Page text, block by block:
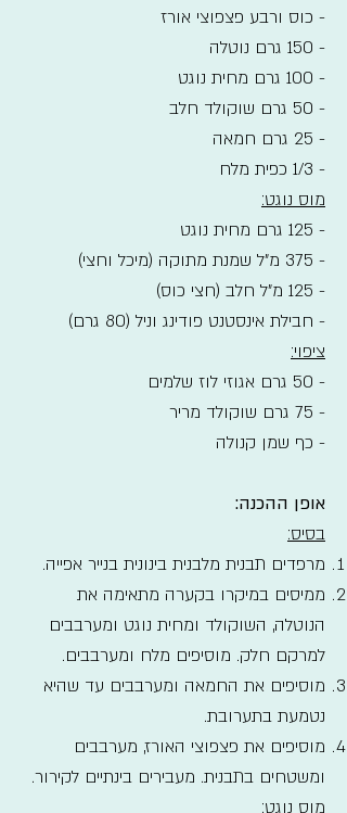
- כוס ורבע פצפוצי אורז
- 150 גרם נוטלה
- 100 גרם מחית נוגט
- 50 גרם שוקולד חלב
- 25 גרם חמאה
- 1/3 כפית מלח
מוס נוגט:
- 125 גרם מחית נוגט
- 375 מ"ל שמנת מתוקה (מיכל וחצי)
- 125 מ"ל חלב (חצי כוס)
- חבילת אינסטנט פודינג וניל (80 גרם)
ציפוי:
- 50 גרם אגוזי לוז שלמים
- 75 גרם שוקולד מריר
- כף שמן קנולה
אופן ההכנה:
בסיס:
מרפדים תבנית מלבנית בינונית בנייר אפייה.
ממיסים במיקרו בקערה מתאימה את
הנוטלה, השוקולד ומחית נוגט ומערבבים
למרקם חלק. מוסיפים מלח ומערבבים.
מוסיפים את החמאה ומערבבים עד שהיא
נטמעת בתערובת.
מוסיפים את פצפוצי האורז, מערבבים
ומשטחים בתבנית. מעבירים בינתיים לקירור.
מוס נוגט: